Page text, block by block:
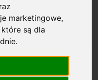
marketingowe,
są dla
.